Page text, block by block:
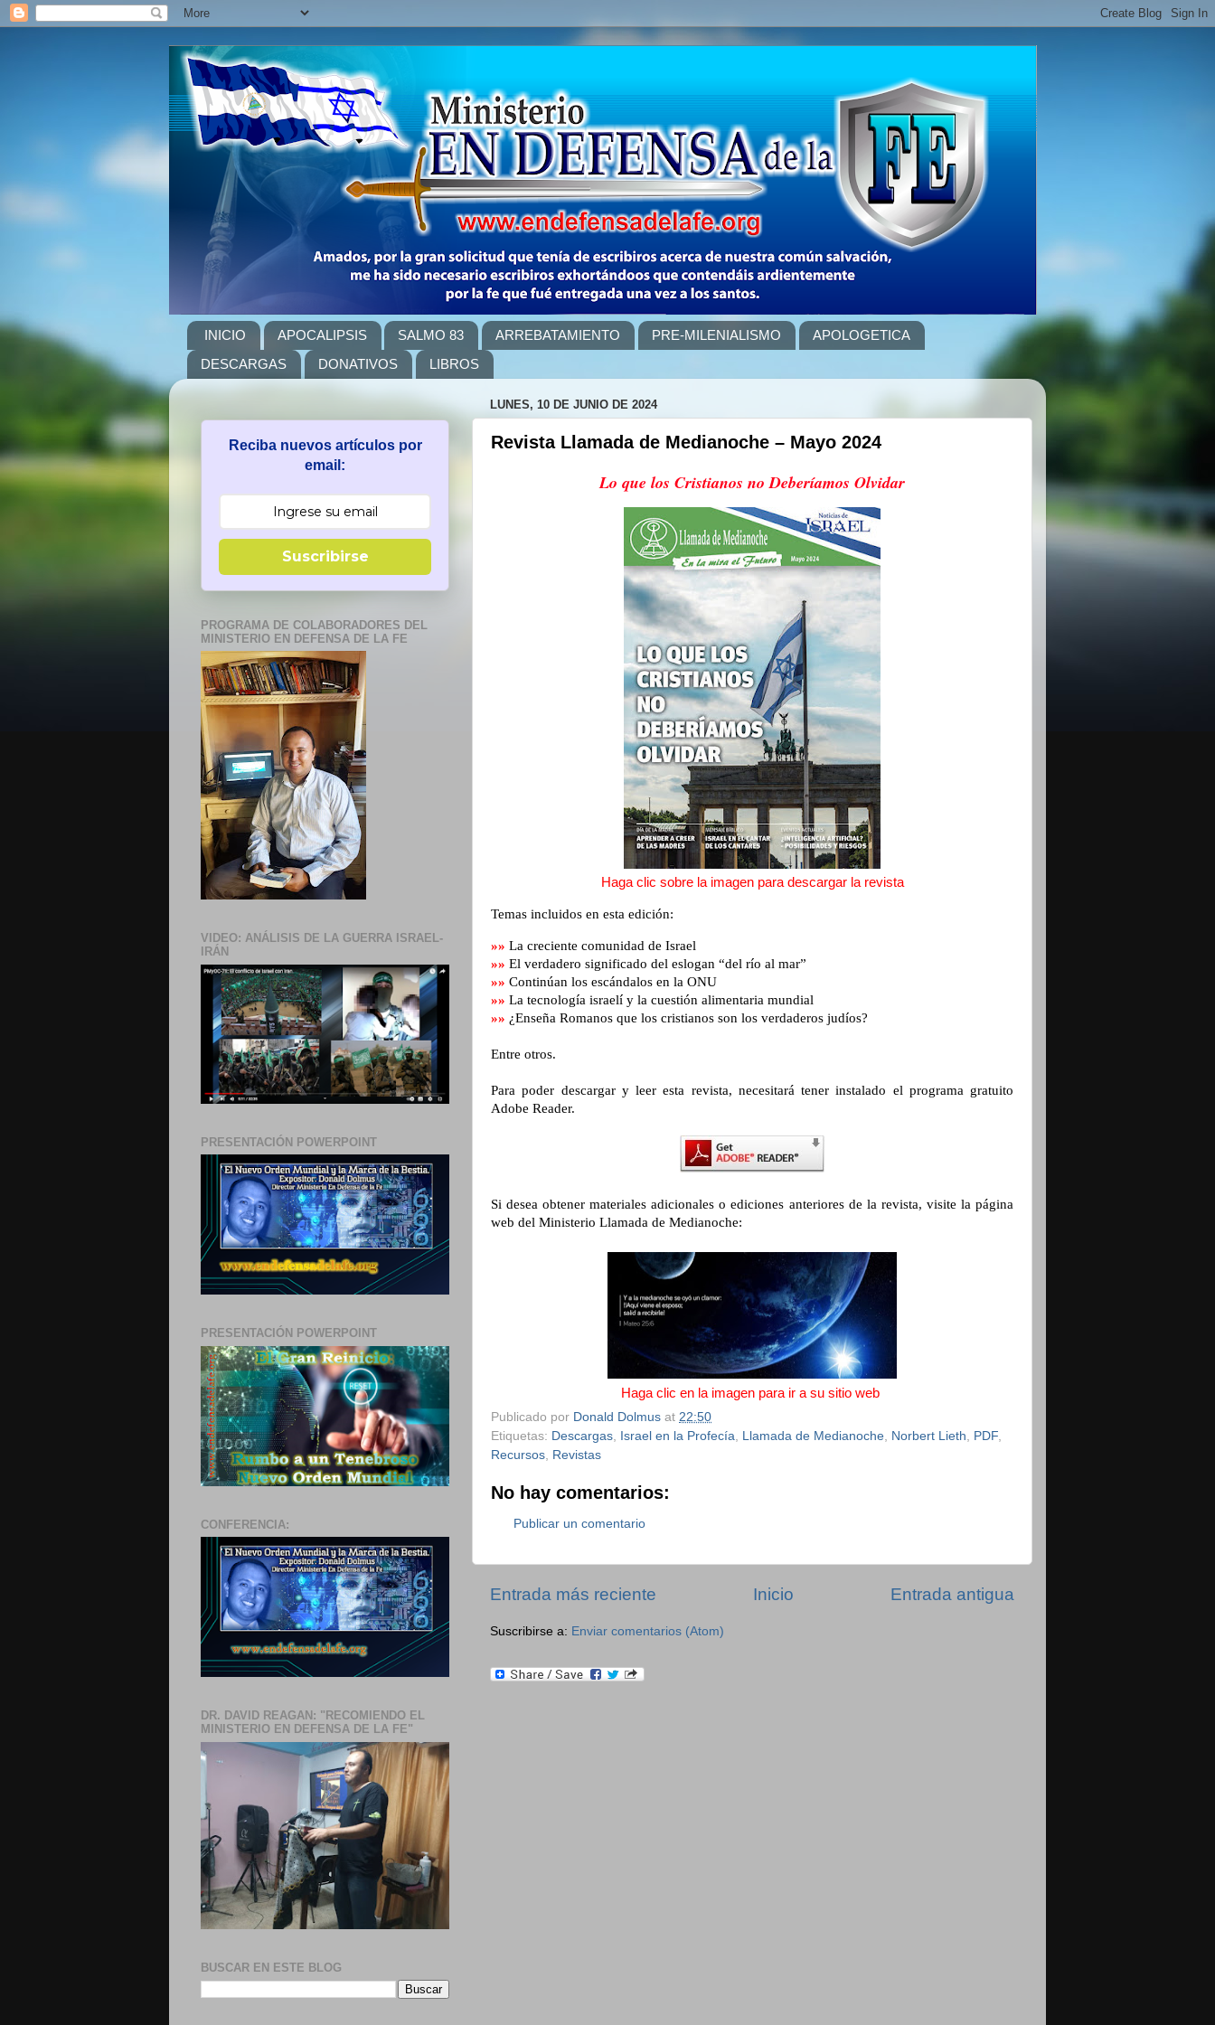
INICIO APOCALIPSIS SALMO 83 ARREBATAMIENTO PRE-MILENIALISMO
APOLOGETICA
DESCARGAS
DONATIVOS LIBROS
LUNES, 10 DE JUNIO DE 2024
Revista Llamada de Medianoche – Mayo 2024
Lo que los Cristianos no Deberíamos Olvidar
Haga clic sobre la imagen para descargar la revista
Temas incluidos en esta edición:
»» La creciente comunidad de Israel
»» El verdadero significado del eslogan “del río al mar”
»» Continúan los escándalos en la ONU
»» La tecnología israelí y la cuestión alimentaria mundial
»» ¿Enseña Romanos que los cristianos son los verdaderos judíos?
Entre otros.
Para poder descargar y leer esta revista, necesitará tener instalado el programa gratuito
Adobe Reader.
Si desea obtener materiales adicionales o ediciones anteriores de la revista, visite la página
web del Ministerio Llamada de Medianoche:
Haga clic en la imagen para ir a su sitio web
Publicado por Donald Dolmus at 22:50
Etiquetas: Descargas, Israel en la Profecía, Llamada de Medianoche, Norbert Lieth, PDF,
Recursos, Revistas
No hay comentarios:
Publicar un comentario
Entrada más reciente Entrada antigua
Inicio
Suscribirse a: Enviar comentarios (Atom)
Reciba nuevos artículos por
email:
Suscribirse
PROGRAMA DE COLABORADORES DEL
MINISTERIO EN DEFENSA DE LA FE
VIDEO: ANÁLISIS DE LA GUERRA ISRAEL-
IRÁN
PRESENTACIÓN POWERPOINT
PRESENTACIÓN POWERPOINT
CONFERENCIA:
DR. DAVID REAGAN: "RECOMIENDO EL
MINISTERIO EN DEFENSA DE LA FE"
BUSCAR EN ESTE BLOG